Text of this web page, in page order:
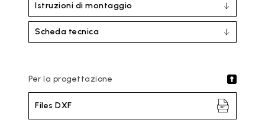
Istruzioni di montaggio
Scheda tecnica
Per la progettazione
Files DXF